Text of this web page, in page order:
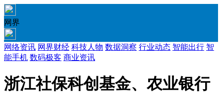
网界
网络资讯 网界财经 科技人物 数据洞察 行业动态 智能出行 智
能手机 数码极客 商业资讯
浙江社保科创基金、农业银行